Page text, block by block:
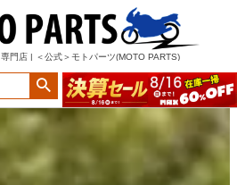
専門店 | ＜公式＞モトパーツ(MOTO PARTS)